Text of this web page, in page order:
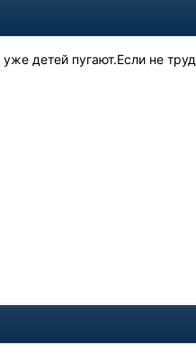
детей пугают.Если не